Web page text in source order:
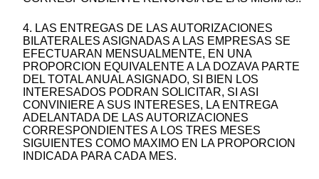
4. LAS ENTREGAS DE LAS AUTORIZACIONES
BILATERALES ASIGNADAS A LAS EMPRESAS SE
EFECTUARAN MENSUALMENTE, EN UNA
PROPORCION EQUIVALENTE A LA DOZAVA PARTE
DEL TOTAL ANUAL ASIGNADO, SI BIEN LOS
INTERESADOS PODRAN SOLICITAR, SI ASI
CONVINIERE A SUS INTERESES, LA ENTREGA
ADELANTADA DE LAS AUTORIZACIONES
CORRESPONDIENTES A LOS TRES MESES
SIGUIENTES COMO MAXIMO EN LA PROPORCION
INDICADA PARA CADA MES.